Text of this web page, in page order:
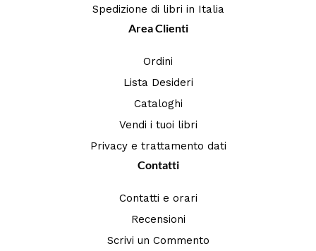
Spedizione di libri in Italia
Area Clienti
Ordini
Lista Desideri
Cataloghi
Vendi i tuoi libri
Privacy e trattamento dati
Contatti
Contatti e orari
Recensioni
Scrivi un Commento